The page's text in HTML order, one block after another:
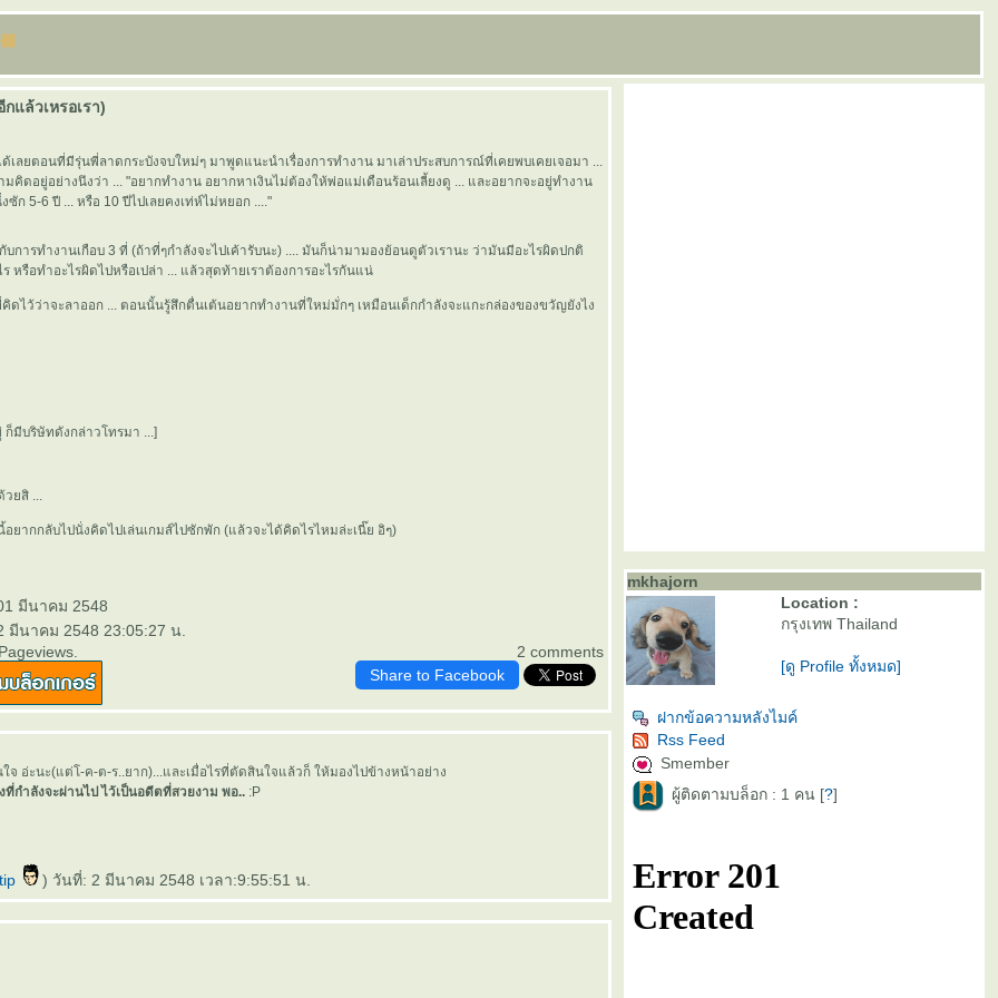
แล้วเหรอเรา)
เลยตอนที่มีรุ่นพี่ลาดกระบังจบใหม่ๆ มาพูดแนะนำเรื่องการทำงาน มาเล่าประสบการณ์ที่เคยพบเคยเจอมา ...
คิดอยู่อย่างนึงว่า ... "อยากทำงาน อยากหาเงินไม่ต้องให้พ่อแม่เดือนร้อนเลี้ยงดู ... และอยากจะอยู่ทำงาน
ก 5-6 ปี ... หรือ 10 ปีไปเลยคงเท่ห์ไม่หยอก ...."
บการทำงานเกือบ 3 ที่ (ถ้าที่ๆกำลังจะไปเค้ารับนะ) .... มันก็น่ามามองย้อนดูตัวเรานะ ว่ามันมีอะไรผิดปกติ
ร หรือทำอะไรผิดไปหรือเปล่า ... แล้วสุดท้ายเราต้องการอะไรกันแน่
คิดไว้ว่าจะลาออก ... ตอนนั้นรู้สึกตื่นเต้นอยากทำงานที่ใหม่มั่กๆ เหมือนเด็กกำลังจะแกะกล่องของขวัญยังไง
ก็มีบริษัทดังกล่าวโทรมา ...]
ยสิ ...
ยากกลับไปนั่งคิดไปเล่นเกมส์ไปซักพัก (แล้วจะได้คิดไรไหมล่ะเนี๊ย อิๆ)
มีนาคม 2548
มีนาคม 2548 23:05:27 น.
2 comments
Share to Facebook
จ อ่ะนะ(แต่โ-ค-ต-ร..ยาก)...และเมื่อไรที่ตัดสินใจแล้วก็ ให้มองไปข้างหน้าอย่าง
ที่กำลังจะผ่านไป ไว้เป็นอดีตที่สวยงาม พอ.. :P
) วันที่: 2 มีนาคม 2548 เวลา:9:55:51 น.
mkhajorn
Location :
กรุงเทพ Thailand
[ดู Profile ทั้งหมด]
ฝากข้อความหลังไมค์
Rss Feed
Smember
ผู้ติดตามบล็อก : 1 คน [?]